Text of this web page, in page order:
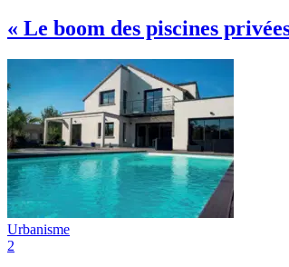
« Le boom des piscines
Urbanisme
2